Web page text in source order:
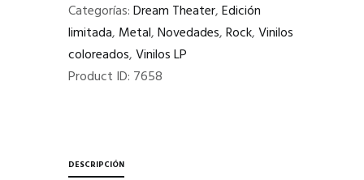
DEMOS
-
(
1989
"
Categorías:Dream Theater,Edición
limitada, Metal,Novedades,Rock,Vinilos
coloreados,Vinilos LP
Product ID: 7658
DESCRIPCIÓN